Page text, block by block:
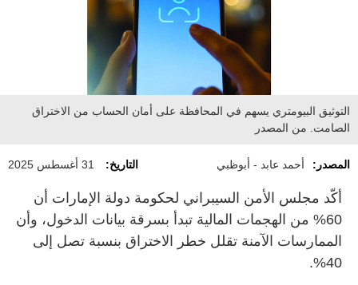
التوثيق البيومتري يسهم في المحافظة على أمان الحساب من الاختراق
الصامت. من المصدر
المصدر: أحمد عابد - أبوظبي التاريخ: 31 أغسطس 2025
أكّد مجلس الأمن السيبراني لحكومة دولة الإمارات أن
60% من الهجمات المالية تبدأ بسرقة بيانات الدخول، وأن
الممارسات الآمنة تقلل خطر الاختراق بنسبة تصل إلى
40%.